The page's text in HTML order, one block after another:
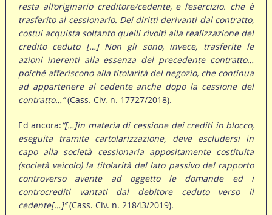
resta all’originario creditore/cedente, e l’esercizio. che è
trasferito al cessionario. Dei diritti derivanti dal contratto,
costui acquista soltanto quelli rivolti alla realizzazione del
credito ceduto […] Non gli sono, invece, trasferite le
azioni inerenti alla essenza del precedente contratto…
poiché afferiscono alla titolarità del negozio, che continua
ad appartenere al cedente anche dopo la cessione del
contratto…”(Cass. Civ. n. 17727/2018).
Ed ancora:“[…]in materia di cessione dei crediti in blocco,
eseguita tramite cartolarizzazione, deve escludersi in
capo alla società cessionaria appositamente costituita
(società veicolo) la titolarità del lato passivo del rapporto
controverso avente ad oggetto le domande ed i
controcrediti vantati dal debitore ceduto verso il
cedente[…]”(Cass. Civ. n. 21843/2019).